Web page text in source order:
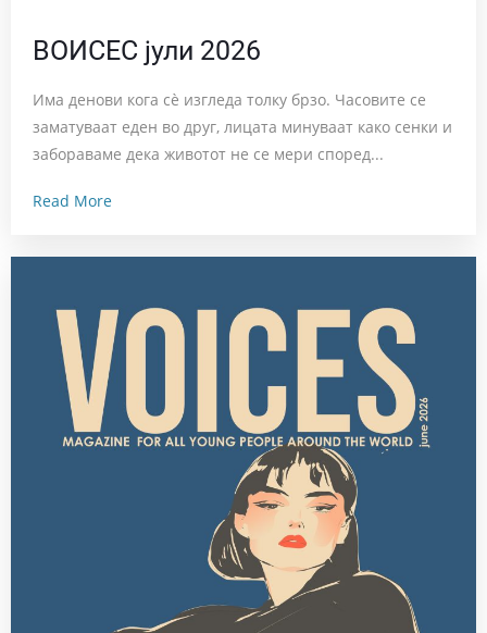
ВОИСЕС јули 2026
Има денови кога сè изгледа толку брзо. Часовите се
заматуваат еден во друг, лицата минуваат како сенки и
забораваме дека животот не се мери според...
Read More